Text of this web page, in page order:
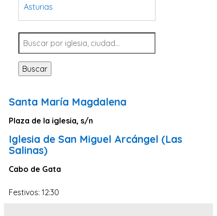
Asturias
Tarragona
Navarra
Valladolid
Sevilla
Santa Cruz de Tenerife
Cantabria
Islas Baleares
Las Palmas
Málaga
Alicante
Buscar
Santa María Magdalena
Plaza de la iglesia, s/n
Iglesia de San Miguel Arcángel (Las
Salinas)
Cabo de Gata
Festivos: 12:30